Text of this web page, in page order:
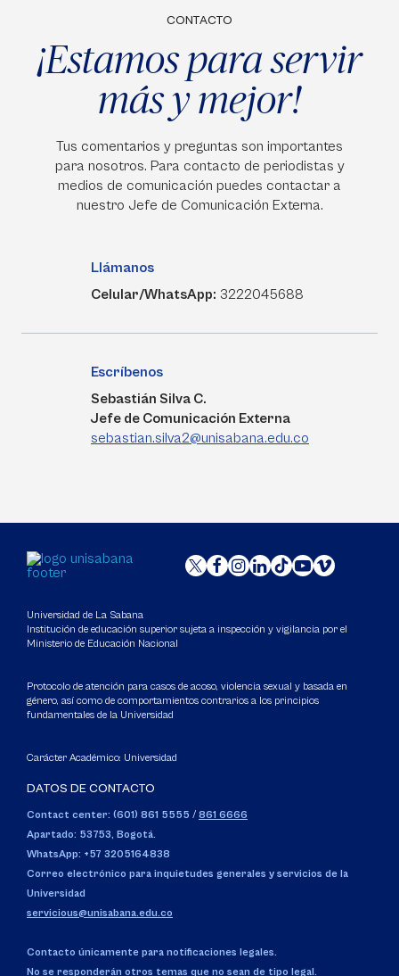
CONTACTO
¡Estamos para servir
más y mejor!
Tus comentarios y preguntas son importantes
para nosotros. Para contacto de periodistas y
medios de comunicación puedes contactar a
nuestro Jefe de Comunicación Externa.
Llámanos
Celular/WhatsApp: 3222045688
Escríbenos
Sebastián Silva C.
Jefe de Comunicación Externa
sebastian.silva2@unisabana.edu.co
Universidad de La Sabana
Institución de educación superior sujeta a inspección y vigilancia por el
Ministerio de Educación Nacional
Protocolo de atención para casos de acoso, violencia sexual y basada en
género, así como de comportamientos contrarios a los principios
fundamentales de la Universidad
Carácter Académico: Universidad
DATOS DE CONTACTO
Contact center: (601) 861 5555 / 861 6666
Apartado: 53753, Bogotá.
WhatsApp: +57 3205164838
Correo electrónico para inquietudes generales y servicios de la
Universidad
servicious@unisabana.edu.co
Contacto únicamente para notificaciones legales.
No se responderán otros temas que no sean de tipo legal.